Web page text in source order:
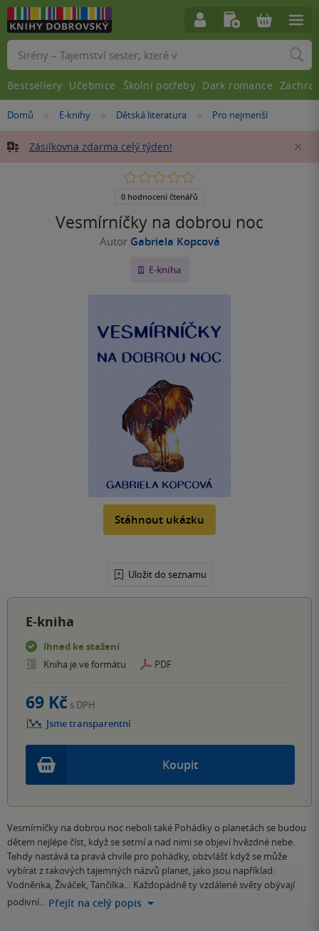
Nacházíte
zde:
Domů »
E-knihy »
Dětská literatura »Pro nejmenší
Zásilkovna zdarma celý týden!
Vesmírníčky na dobrou noc
Autor Gabriela Kopcová
E-kniha
Stáhnout ukázku
Uložit do seznamu
0.0
5
0 hodnocení čtenářů
E-kniha
Ihned ke stažení
Kniha je ve formátu
PDF
Koupit
69 Kč s DPH
Jsme transparentní
Vesmírníčky na dobrou noc neboli také Pohádky o planetách se budou
dětem nejlépe číst, když se setmí a nad nimi se objeví hvězdné nebe.
Tehdy nastává ta pravá chvíle pro pohádky, obzvlášť když se může
vybírat z takových tajemných názvů planet, jako jsou například:
Vodněnka, Živáček, Tančilka… Každopádně ty vzdálené světy obývají
podivní… Přejít na celý popis
Vyhledávání
Bestsellery Učebnice Školní potřeby Dark romance